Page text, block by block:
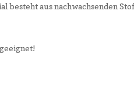
aus nachwachsenden